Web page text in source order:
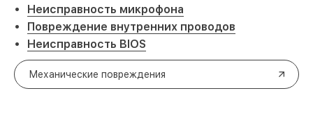
Неисправность микрофона
Повреждение внутренних проводов
Неисправность BIOS
Механические повреждения